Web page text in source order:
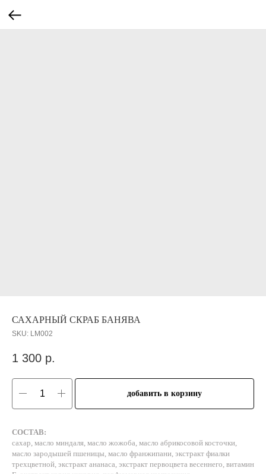
САХАРНЫЙ СКРАБ БАНЯВА
SKU: LM002
1 300 р.
добавить в корзину
СОСТАВ:
сахар, масло миндаля, масло жожоба, масло абрикосовой косточки,
масло зародышей пшеницы, масло франжипани, экстракт фиалки
трехцветной, экстракт ананаса, экстракт первоцвета весеннего, витамин